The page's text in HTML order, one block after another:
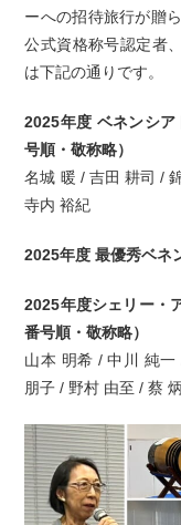
ーへの招待旅行が贈
公式資格称号認定者
は下記の通りです。
2025年度 ベネンシ
号順・敬称略）
名城 暖 / 吉田 耕司 /
寺内 裕紀
2025年度 最優秀ベネ
2025年度シェリー・
番号順・敬称略）
山本 明希 / 中川 純
朋子 / 野村 由至 / 蔡